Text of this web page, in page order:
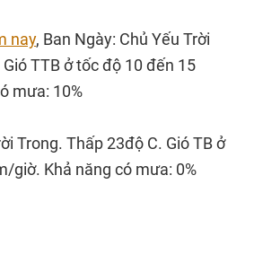
nay, Ban Ngày: Chủ Yếu Trời
TTB ở tốc độ 10 đến 15
mưa: 10%
Trong. Thấp 23độ C. Gió TB ở
giờ. Khả năng có mưa: 0%